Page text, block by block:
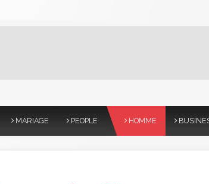
MARIAGE PEOPLE HOMME